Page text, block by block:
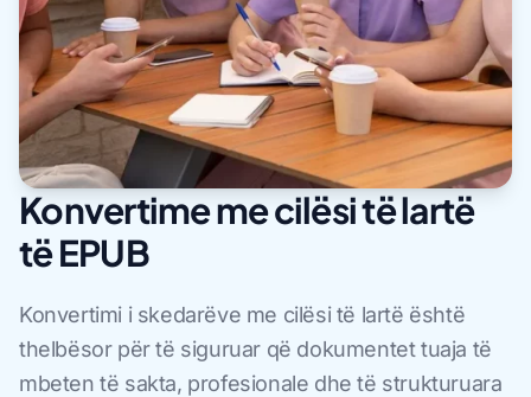
Konvertime me cilësi të lartë
të EPUB
Konvertimi i skedarëve me cilësi të lartë është
thelbësor për të siguruar që dokumentet tuaja të
mbeten të sakta, profesionale dhe të strukturuara